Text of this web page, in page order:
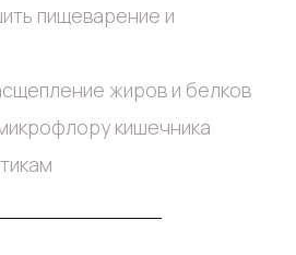
пищеварение и
жиров и белков
кишечника